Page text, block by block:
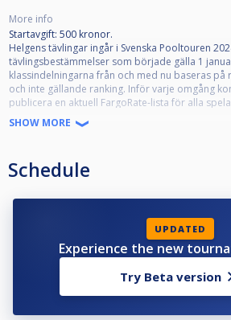
More info
Startavgift: 500 kronor.
Helgens tävlingar ingår i Svenska Pooltouren
tävlingsbestämmelser som började gälla 1
klassindelningarna från och med nu baseras på
och inte gällande ranking. Inför varje omgång
publicera en aktuell FargoRate-lista för alla
på listan avgör vilken klass man får ställa upp i,
Klass 1: Ej högre Fargorate än 650
Klass 2: Ej högre Fargorate än 550
Klass 3: Ej högre Fargorate än 450
Efter varje spelares namn står det en markering
datapunkter (summan av spelarens vunna/
basera ratingen på.
SHOW MORE
Schedule
UPDATED
Experience the new
Try Beta version